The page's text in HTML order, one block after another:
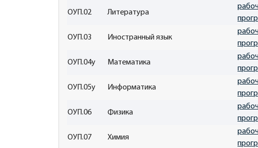
ОУП.02 Литература
ОУП.03 Иностранный язык
ОУП.04у Математика
ОУП.05у Информатика
ОУП.06 Физика
ОУП.07 Химия